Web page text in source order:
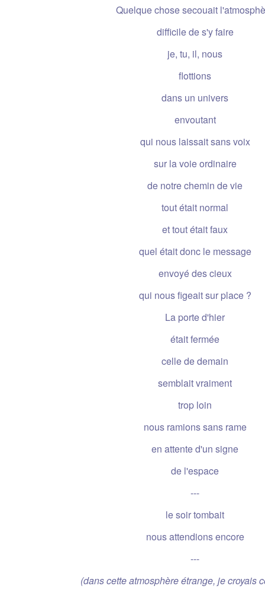
Quelque chose secouait
difficile de s'y faire
je, tu, il, nous
flottions
dans un univers
envoutant
qui nous laissait sans voix
sur la voie ordinaire
de notre chemin de vie
tout était normal
et tout était faux
quel était donc le message
envoyé des cieux
qui nous figeait sur place ?
La porte d'hier
était fermée
celle de demain
semblait vraiment
trop loin
nous ramions sans rame
en attente d'un signe
de l'espace
---
le soir tombait
nous attendions encore
---
(dans cette atmosphère étrange, je croyais